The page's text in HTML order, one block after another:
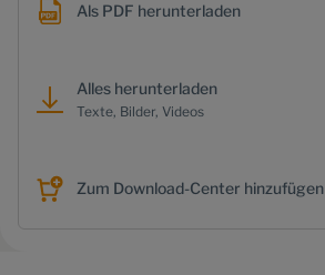
Als PDF herunterladen
Alles herunterladen
Texte, Bilder, Videos
Zum Download-Center hinzufügen